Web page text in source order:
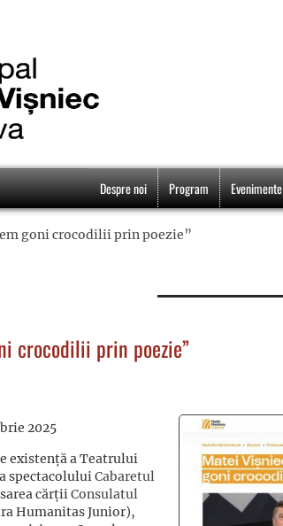
Despre noi Program Evenimente
goni crocodilii prin poezie”
crocodilii prin poezie”
2025
existență a Teatrului
spectacoluluiCabaretul
cărțiiConsulatul
Humanitas Junior),